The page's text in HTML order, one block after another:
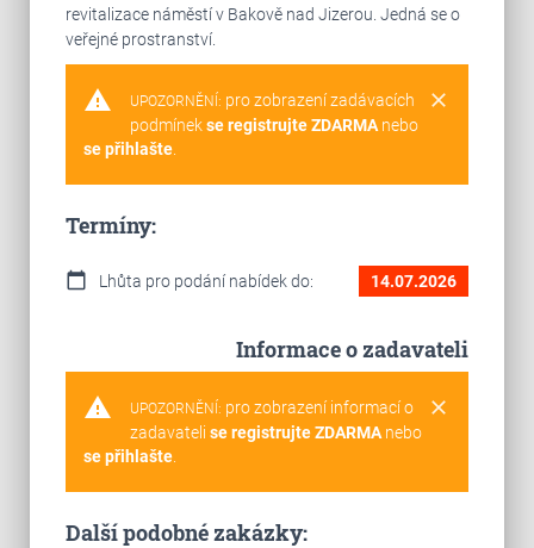
revitalizace náměstí v Bakově nad Jizerou. Jedná se o
veřejné prostranství.
warning clear
UPOZORNĚNÍ: pro zobrazení zadávacích
podmínekse registrujte ZDARMAnebo
se přihlašte.
Termíny:
calendar_today Lhůta pro podání nabídek do: 14.07.2026
Informace o zadavateli
warning clear
UPOZORNĚNÍ: pro zobrazení informací o
zadavateli se registrujte ZDARMAnebo
se přihlašte.
Další podobné zakázky: